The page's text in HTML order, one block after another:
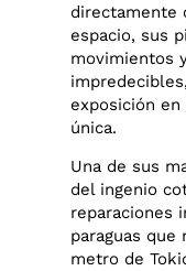
directamente
espacio, sus
movimientos
exposición
única.
Una de sus
del ingenio
reparaciones
paraguas
metro de